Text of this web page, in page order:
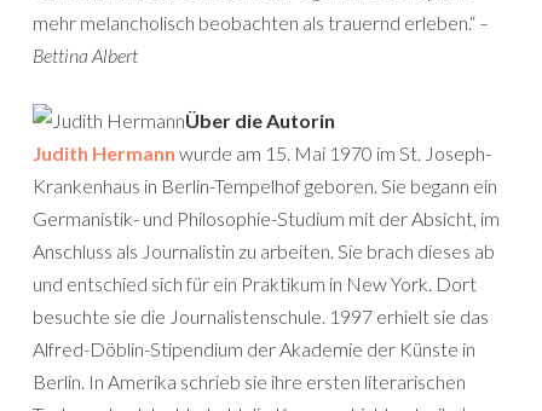
mehr melancholisch beobachten als trauernd erleben.“ –
Bettina Albert
Über die Autorin
Judith Hermann wurde am 15. Mai 1970 im St. Joseph-
Krankenhaus in Berlin-Tempelhof geboren. Sie begann ein
Germanistik- und Philosophie-Studium mit der Absicht, im
Anschluss als Journalistin zu arbeiten. Sie brach dieses ab
und entschied sich für ein Praktikum in New York. Dort
besuchte sie die Journalistenschule. 1997 erhielt sie das
Alfred-Döblin-Stipendium der Akademie der Künste in
Berlin. In Amerika schrieb sie ihre ersten literarischen